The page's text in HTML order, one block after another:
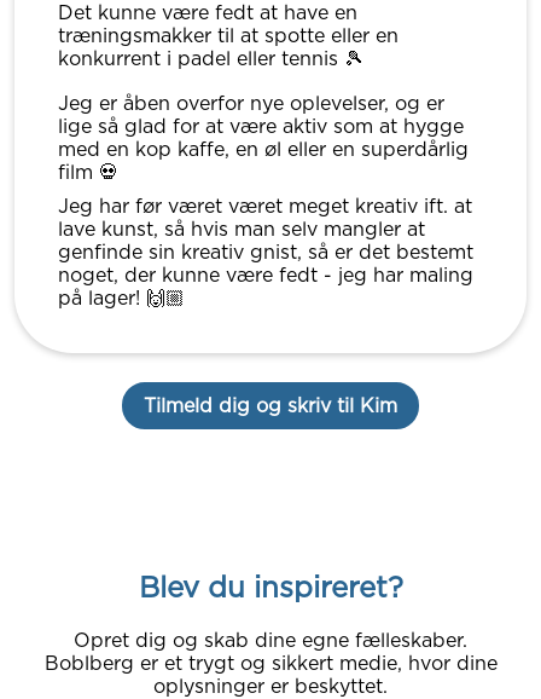
Det kunne være fedt at have en
træningsmakker til at spotte eller en
konkurrent i padel eller tennis 🎾
Jeg er åben overfor nye oplevelser, og er
lige så glad for at være aktiv som at hygge
med en kop kaffe, en øl eller en superdårlig
film 💀
Jeg har før været været meget kreativ ift. at
lave kunst, så hvis man selv mangler at
genfinde sin kreativ gnist, så er det bestemt
noget, der kunne være fedt - jeg har maling
på lager! 🙌🏼
Tilmeld dig og skriv til Kim
Blev du inspireret?
Opret dig og skab dine egne fælleskaber.
Boblberg er et trygt og sikkert medie, hvor dine
oplysninger er beskyttet.